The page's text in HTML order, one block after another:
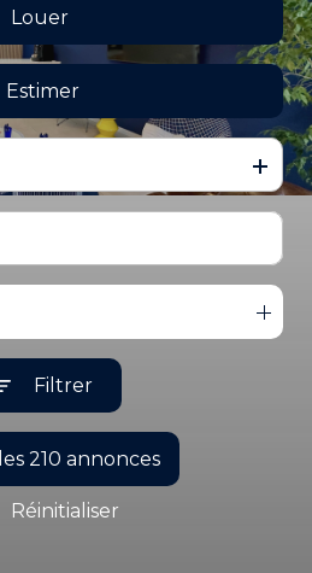
Louer
Estimer
Filtrer
210 annonces
Réinitialiser